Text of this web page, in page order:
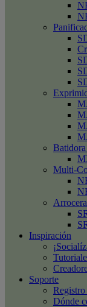
Multi-
Inspiración
Soporte
Dónde